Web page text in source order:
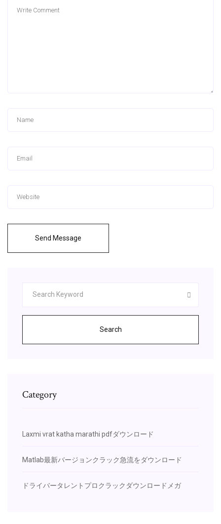
Send Message
Search
Category
Laxmi vrat katha marathi pdfダウンロード
Matlab最新バージョンクラック急流をダウンロード
ドライバータレントプロクラックダウンロードメガ